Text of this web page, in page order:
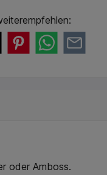
oder Amboss.